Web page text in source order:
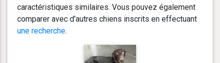
caractéristiques similaires. Vous pouvez également
comparer avec d'autres chiens inscrits en effectuant
une recherche.